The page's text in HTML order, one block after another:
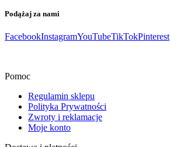
Podążaj za nami
FacebookInstagramYouTubeTikTokPinterest
Pomoc
Regulamin sklepu
Polityka Prywatności
Zwroty i reklamacje
Moje konto